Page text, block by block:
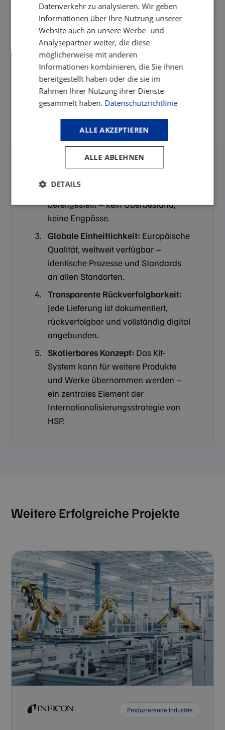
Best Practice – warum
dieses Vorgehen
funktioniert
Prozesskosten statt Teilekosten im
Fokus:Durch modulare Kits sinken
Beschaffungs- und Handling-
Aufwände massiv – ohne
Preissteigerung pro Teil.
Lean-Production unterstützt durch
exakt im benötigten Umfang
bereitgestellt – kein Überbestand,
keine Engpässe.
Globale Einheitlichkeit: Europäische
Qualität, weltweit verfügbar –
identische Prozesse und Standards
an allen Standorten.
Transparente Rückverfolgbarkeit:
Jede Lieferung ist dokumentiert,
rückverfolgbar und vollständig digital
angebunden.
Skalierbares Konzept: Das Kit-
System kann für weitere Produkte
und Werke übernommen werden –
ein zentrales Element der
Internationalisierungsstrategie von
HSP.
Weitere Erfolgreiche Projekte
Produzierende Industrie
Datenverkehr zu analysieren. Wir geben
Informationen über Ihre Nutzung unserer
Website auch an unsere Werbe- und
Analysepartner weiter, die diese
möglicherweise mit anderen
Informationen kombinieren, die Sie ihnen
bereitgestellt haben oder die sie im
Rahmen Ihrer Nutzung ihrer Dienste
gesammelt haben. Datenschutzrichtlinie
ALLE AKZEPTIEREN
ALLE ABLEHNEN
DETAILS
Unbedingt
erforderlich
Performance
Targeting Funktionalität
Unbedingt erforderlich
Performance
Targeting
Unbedingt erforderliche Cookies ermöglichen
wesentliche Kernfunktionen der Website wie die
Benutzeranmeldung und die Kontoverwaltung.
Ohne die unbedingt erforderlichen Cookies kann
werden.
Anbieter /
Domäne
_cfuvid .zilken.com Sitzung
Dieses Cookie wird
verwendet, um
Benutzer über
Sitzungen hinweg
zu verfolgen, um
die
Benutzererfahrung
zu optimieren,
indem die
Sitzungskonsistenz
beibehalten und
personalisierte
Dienste
bereitgestellt
werden.
Google-
Datenschutzerklärung